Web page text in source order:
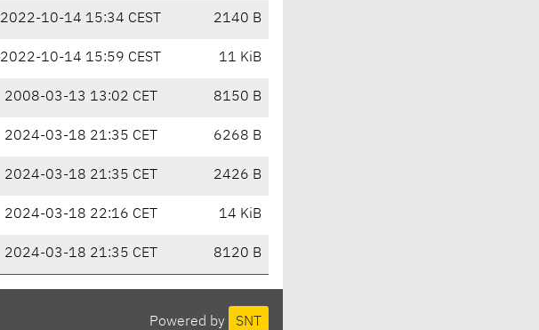
2022-10-14 15:34 CEST 2140 B
2022-10-14 15:59 CEST 11 KiB
2008-03-13 13:02 CET 8150 B
2024-03-18 21:35 CET 6268 B
2024-03-18 21:35 CET 2426 B
2024-03-18 22:16 CET 14 KiB
2024-03-18 21:35 CET 8120 B
Powered by SNT